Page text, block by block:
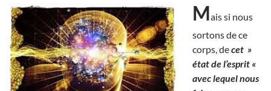
Mais si nous
sortons de ce
corps, decet »
état de l’esprit «
avec lequel nous